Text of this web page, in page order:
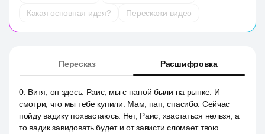
Какая основная идея?
Перескажи видео
Пересказ Расшифровка
0: Витя, он здесь. Раис, мы с папой были на рынке. И
смотри, что мы тебе купили. Мам, пап, спасибо. Сейчас
пойду вадику похвастаюсь. Нет, Раис, хвастаться нельзя, а
то вадик завидовать будет и от зависти сломает твою